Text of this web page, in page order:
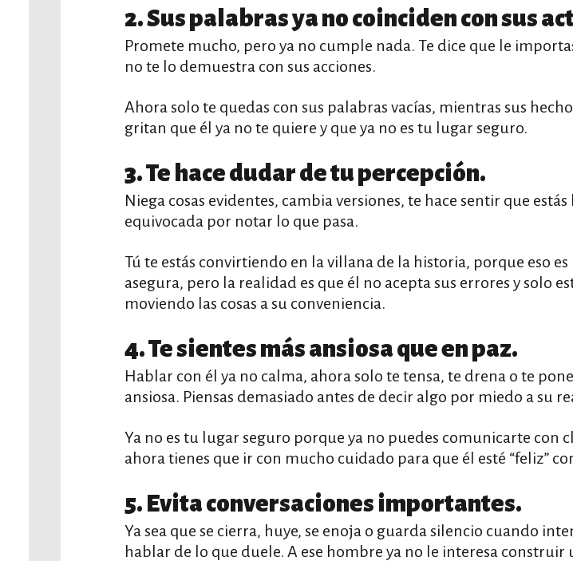
2. Sus palabras ya no coinciden con sus
Promete mucho, pero ya no cumple nada. Te dice que le
no te lo demuestra con sus acciones.
Ahora solo te quedas con sus palabras vacías, mientras sus
gritan que él ya no te quiere y que ya no es tu lugar seguro.
3. Te hace dudar de tu percepción.
Niega cosas evidentes, cambia versiones, te hace sentir que estás
equivocada por notar lo que pasa.
Tú te estás convirtiendo en la villana de la historia, porque eso es
asegura, pero la realidad es que él no acepta sus errores y solo
moviendo las cosas a su conveniencia.
4. Te sientes más ansiosa que en paz.
Hablar con él ya no calma, ahora solo te tensa, te drena o te
ansiosa. Piensas demasiado antes de decir algo por miedo a su
Ya no es tu lugar seguro porque ya no puedes comunicarte con
ahora tienes que ir con mucho cuidado para que él esté “feliz”
5. Evita conversaciones importantes.
Ya sea que se cierra, huye, se enoja o guarda silencio cuando
hablar de lo que duele. A ese hombre ya no le interesa construir